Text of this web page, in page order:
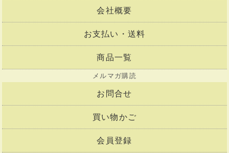
会社概要
お支払い・送料
商品一覧
メルマガ購読
お問合せ
買い物かご
会員登録